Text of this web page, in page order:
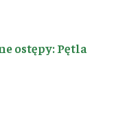
ostępy: Pętla